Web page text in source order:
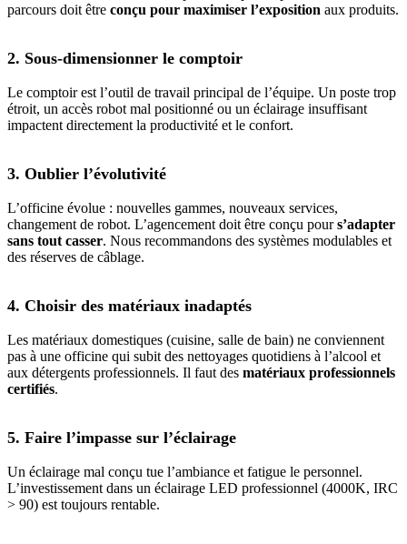
parcours doit être conçu pour maximiser l’exposition aux produits.
2. Sous-dimensionner le comptoir
Le comptoir est l’outil de travail principal de l’équipe. Un poste trop
étroit, un accès robot mal positionné ou un éclairage insuffisant
impactent directement la productivité et le confort.
3. Oublier l’évolutivité
L’officine évolue : nouvelles gammes, nouveaux services,
changement de robot. L’agencement doit être conçu pours’adapter
sans tout casser. Nous recommandons des systèmes modulables et
des réserves de câblage.
4. Choisir des matériaux inadaptés
Les matériaux domestiques (cuisine, salle de bain) ne conviennent
pas à une officine qui subit des nettoyages quotidiens à l’alcool et
aux détergents professionnels. Il faut des matériaux professionnels
certifiés.
5. Faire l’impasse sur l’éclairage
Un éclairage mal conçu tue l’ambiance et fatigue le personnel.
L’investissement dans un éclairage LED professionnel (4000K, IRC
> 90) est toujours rentable.